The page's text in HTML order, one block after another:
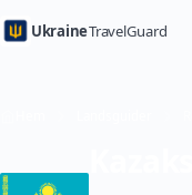
UkraineTravelGuard